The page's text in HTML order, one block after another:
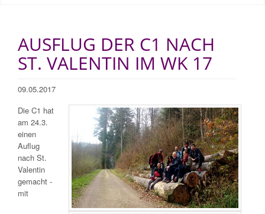
AUSFLUG DER C1 NACH
ST. VALENTIN IM WK 17
09.05.2017
Die C1 hat
am 24.3.
einen
Auflug
nach St.
Valentin
gemacht -
mit